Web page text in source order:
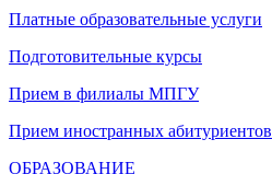
Платные образовательные услуги
Подготовительные курсы
Прием в филиалы МПГУ
Прием иностранных абитуриентов
ОБРАЗОВАНИЕ